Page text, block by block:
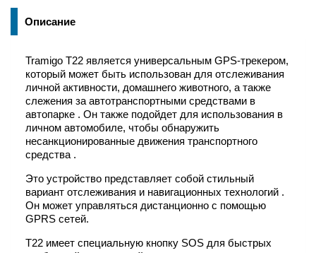
Описание
Tramigo T22 является универсальным GPS-трекером,
который может быть использован для отслеживания
личной активности, домашнего животного, а также
слежения за автотранспортными средствами в
автопарке . Он также подойдет для использования в
личном автомобиле, чтобы обнаружить
несанкционированные движения транспортного
средства .
Это устройство представляет собой стильный
вариант отслеживания и навигационных технологий .
Он может управляться дистанционно с помощью
GPRS сетей.
T22 имеет специальную кнопку SOS для быстрых